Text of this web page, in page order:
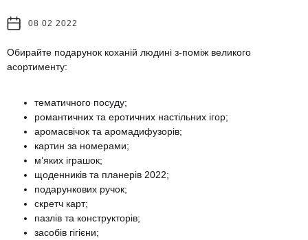
08 02 2022
Обирайте подарунок коханій людині з-поміж великого
асортименту:
тематичного посуду;
романтичних та еротичних настільних ігор;
аромасвічок та аромадифузорів;
картин за номерами;
м’яких іграшок;
щоденників та планерів 2022;
подарункових ручок;
скретч карт;
пазлів та конструкторів;
засобів гігієни;